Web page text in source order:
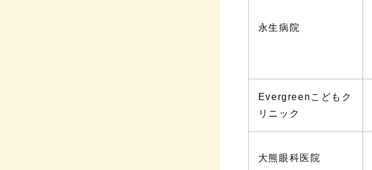
永生病院
Evergreenこどもク
リニック
大熊眼科医院